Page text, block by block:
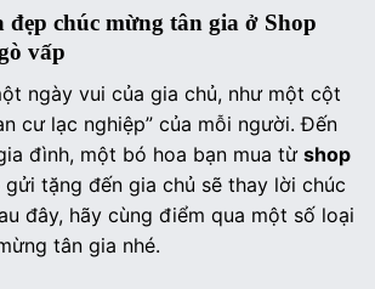
đẹp chúc mừng tân gia ở Shop
vấp
ngày vui của gia chủ, như một cột
cư lạc nghiệp” của mỗi người. Đến
đình, một bó hoa bạn mua từ shop
gửi tặng đến gia chủ sẽ thay lời chúc
đây, hãy cùng điểm qua một số loại
tân gia nhé.